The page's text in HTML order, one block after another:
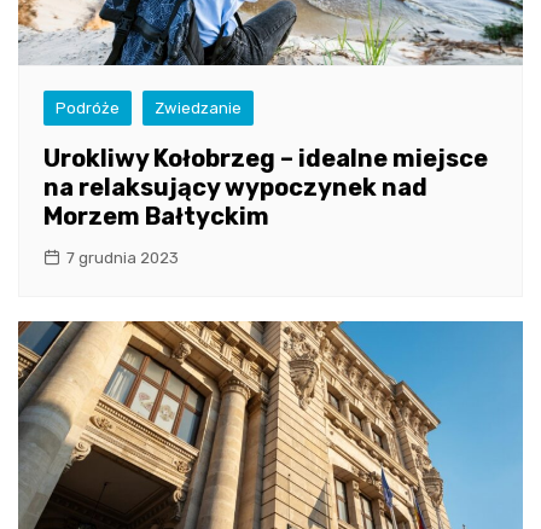
Podróże Zwiedzanie
Urokliwy Kołobrzeg – idealne miejsce
na relaksujący wypoczynek nad
Morzem Bałtyckim
7 grudnia 2023